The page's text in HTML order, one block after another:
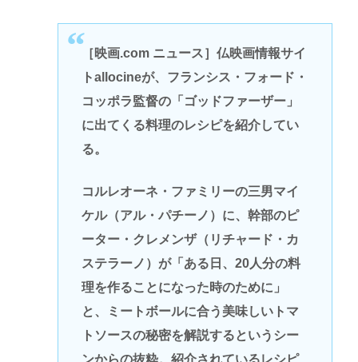
［映画.com ニュース］仏映画情報サイ
トallocineが、フランシス・フォード・
コッポラ監督の「ゴッドファーザー」
に出てくる料理のレシピを紹介してい
る。
コルレオーネ・ファミリーの三男マイ
ケル（アル・パチーノ）に、幹部のピ
ーター・クレメンザ（リチャード・カ
ステラーノ）が「ある日、20人分の料
理を作ることになった時のために」
と、ミートボールに合う美味しいトマ
トソースの秘密を解説するというシー
ンからの抜粋。紹介されているレシピ